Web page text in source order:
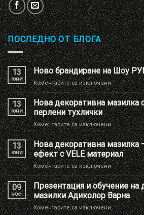
ПОСЛЕДНО ОТ БЛОГА
13
юни
Ново брандиране на Шоу
Коментарите са изключениза
Ново
брандиране
на
Шоу
РУМ
Адиколор
13
юни
Нова декоративна мазилка
перлени тухлички
Коментарите са изключениза
Нова
мазилка
с
имитация
на
перлени
тухлички
13
юни
Нова декоративна мазилка
ефект с VELE материал
Коментарите са изключениза
Нова
мазилка
–
кръгове
09
ное.
Презентация и обучение на
мазилки Адиколор Варна
Коментарите са изключениза